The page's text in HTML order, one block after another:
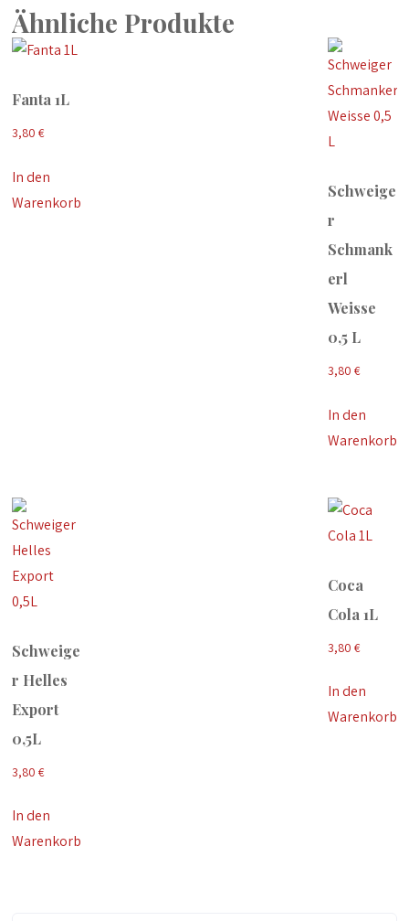
Ähnliche Produkte
Fanta 1L
3,80€
In den
Warenkorb
Schweige
r
Schmank
erl
Weisse
0,5 L
3,80 €
In den
Warenkorb
Schweige
r Helles
Export
0,5L
3,80€
In den
Warenkorb
Coca
Cola 1L
3,80 €
In den
Warenkorb